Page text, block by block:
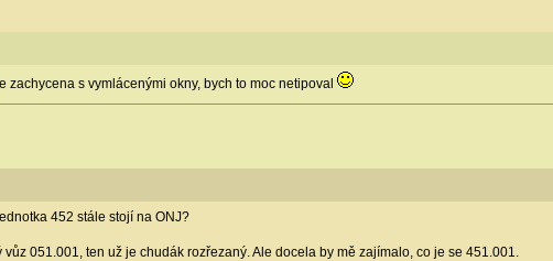
zachycena s vymlácenými okny, bych to moc netipoval
452 stále stojí na ONJ?
051.001, ten už je chudák rozřezaný. Ale docela by mě zajímalo, co je se 451.001.